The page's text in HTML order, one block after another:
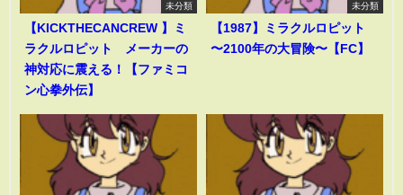
未分類
【KICKTHECANCREW 】ミ
ラクルロピット メーカーの
神対応に震える！【ファミコ
ン心拳外伝】
未分類
【1987】ミラクルロピット
〜2100年の大冒険〜【FC】